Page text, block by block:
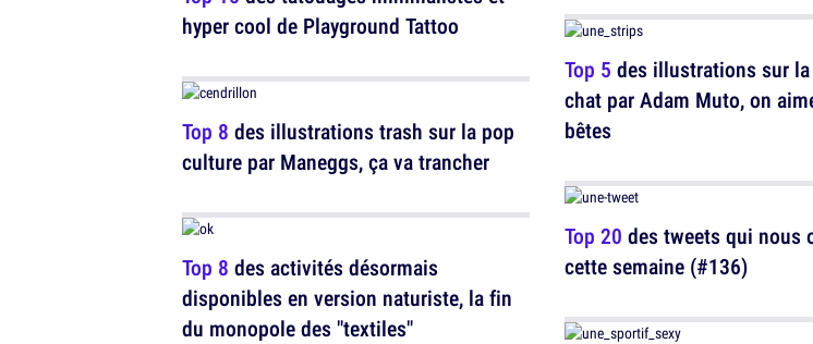
hyper cool de Playground Tattoo
Top 8 des illustrations trash sur la pop
culture par Maneggs, ça va trancher
Top 8 des activités désormais
disponibles en version naturiste, la fin
du monopole des "textiles"
Top 5 des illustrations sur
chat par Adam Muto, on
bêtes
Top 20 des tweets qui nous
cette semaine (#136)